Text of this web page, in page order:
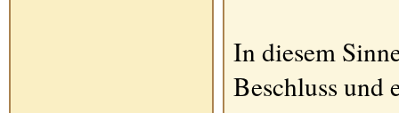
In diesem
Beschluss und